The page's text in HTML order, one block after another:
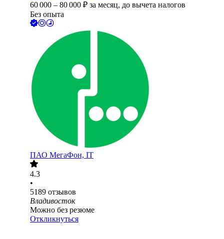
60 000 – 80 000 ₽ за месяц, до вычета налогов
Без опыта
ПАО МегаФон, IT
4.3
•
5189 отзывов
Владивосток
Можно без резюме
Откликнуться